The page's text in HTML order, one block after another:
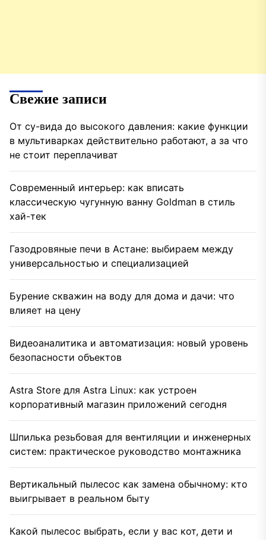
Свежие записи
От су-вида до высокого давления: какие функции
в мультиварках действительно работают, а за что
не стоит переплачиват
Современный интерьер: как вписать
классическую чугунную ванну Goldman в стиль
хай-тек
Газодровяные печи в Астане: выбираем между
универсальностью и специализацией
Бурение скважин на воду для дома и дачи: что
влияет на цену
Видеоаналитика и автоматизация: новый уровень
безопасности объектов
Astra Store для Astra Linux: как устроен
корпоративный магазин приложений сегодня
Шпилька резьбовая для вентиляции и инженерных
систем: практическое руководство монтажника
Вертикальный пылесос как замена обычному: кто
выигрывает в реальном быту
Какой пылесос выбрать, если у вас кот, дети и